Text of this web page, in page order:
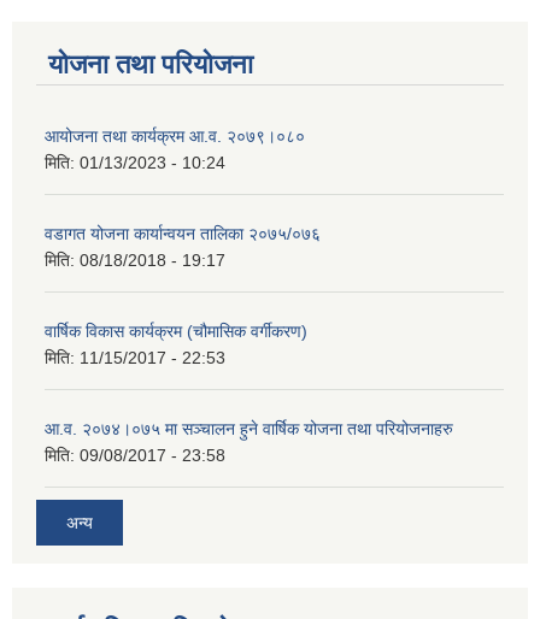
योजना तथा परियोजना
आयोजना तथा कार्यक्रम आ.व. २०७९।०८०
मिति: 01/13/2023 - 10:24
वडागत योजना कार्यान्वयन तालिका २०७५/०७६
मिति: 08/18/2018 - 19:17
वार्षिक विकास कार्यक्रम (चौमासिक वर्गीकरण)
मिति: 11/15/2017 - 22:53
आ.व. २०७४।०७५ मा सञ्चालन हुने वार्षिक योजना तथा परियोजनाहरु
मिति: 09/08/2017 - 23:58
अन्य